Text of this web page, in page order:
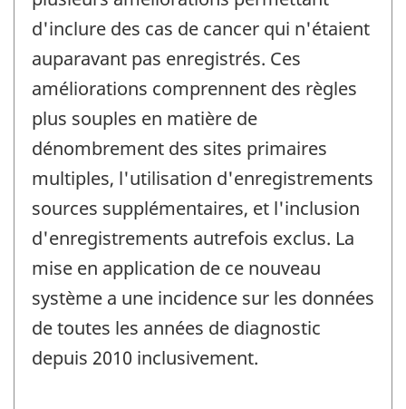
d'inclure des cas de cancer qui n'étaient
auparavant pas enregistrés. Ces
améliorations comprennent des règles
plus souples en matière de
dénombrement des sites primaires
multiples, l'utilisation d'enregistrements
sources supplémentaires, et l'inclusion
d'enregistrements autrefois exclus. La
mise en application de ce nouveau
système a une incidence sur les données
de toutes les années de diagnostic
depuis 2010 inclusivement.